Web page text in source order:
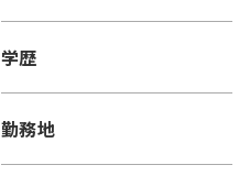
学歴
勤務地